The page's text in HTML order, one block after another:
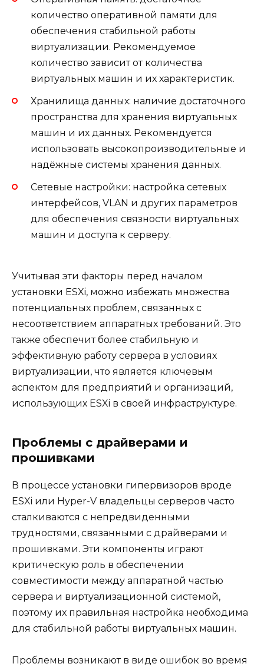
количество оперативной памяти для
обеспечения стабильной работы
виртуализации. Рекомендуемое
количество зависит от количества
виртуальных машин и их характеристик.
Хранилища данных: наличие достаточного
пространства для хранения виртуальных
машин и их данных. Рекомендуется
использовать высокопроизводительные и
надёжные системы хранения данных.
Сетевые настройки: настройка сетевых
интерфейсов, VLAN и других параметров
для обеспечения связности виртуальных
машин и доступа к серверу.
Учитывая эти факторы перед началом
установки ESXi, можно избежать множества
потенциальных проблем, связанных с
несоответствием аппаратных требований. Это
также обеспечит более стабильную и
эффективную работу сервера в условиях
виртуализации, что является ключевым
аспектом для предприятий и организаций,
использующих ESXi в своей инфраструктуре.
Проблемы с драйверами и
прошивками
В процессе установки гипервизоров вроде
ESXi или Hyper-V владельцы серверов часто
сталкиваются с непредвиденными
трудностями, связанными с драйверами и
прошивками. Эти компоненты играют
критическую роль в обеспечении
совместимости между аппаратной частью
сервера и виртуализационной системой,
поэтому их правильная настройка необходима
для стабильной работы виртуальных машин.
Проблемы возникают в виде ошибок во время